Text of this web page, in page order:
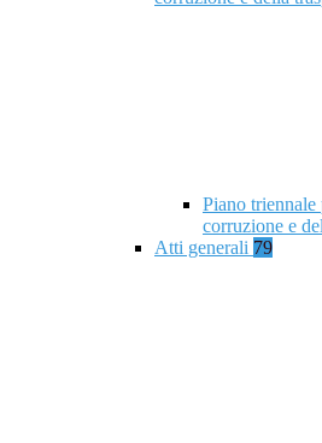
Piano triennale
corruzione e
Atti generali 79